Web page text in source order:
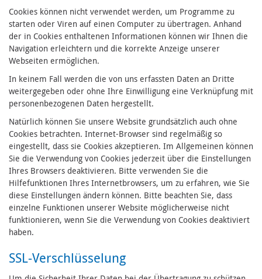
Cookies können nicht verwendet werden, um Programme zu
starten oder Viren auf einen Computer zu übertragen. Anhand
der in Cookies enthaltenen Informationen können wir Ihnen die
Navigation erleichtern und die korrekte Anzeige unserer
Webseiten ermöglichen.
In keinem Fall werden die von uns erfassten Daten an Dritte
weitergegeben oder ohne Ihre Einwilligung eine Verknüpfung mit
personenbezogenen Daten hergestellt.
Natürlich können Sie unsere Website grundsätzlich auch ohne
Cookies betrachten. Internet-Browser sind regelmäßig so
eingestellt, dass sie Cookies akzeptieren. Im Allgemeinen können
Sie die Verwendung von Cookies jederzeit über die Einstellungen
Ihres Browsers deaktivieren. Bitte verwenden Sie die
Hilfefunktionen Ihres Internetbrowsers, um zu erfahren, wie Sie
diese Einstellungen ändern können. Bitte beachten Sie, dass
einzelne Funktionen unserer Website möglicherweise nicht
funktionieren, wenn Sie die Verwendung von Cookies deaktiviert
haben.
SSL-Verschlüsselung